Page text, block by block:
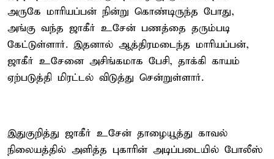
அருகே மாரியப்பன் நின்று கொண்டிருந்த போது,
அங்கு வந்த ஜாகீர் உசேன் பணத்தை தரும்படி
கேட்டுள்ளார். இதனால் ஆத்திரமடைந்த மாரியப்பன்,
ஜாகீர் உசேனை அசிங்கமாக பேசி, தாக்கி காயம்
ஏற்படுத்தி மிரட்டல் விடுத்து சென்றுள்ளார்.
இதுகுறித்து ஜாகீர் உசேன் தாழையூத்து காவல்
நிலையத்தில் அளித்த புகாரின் அடிப்படையில் போலீஸ்